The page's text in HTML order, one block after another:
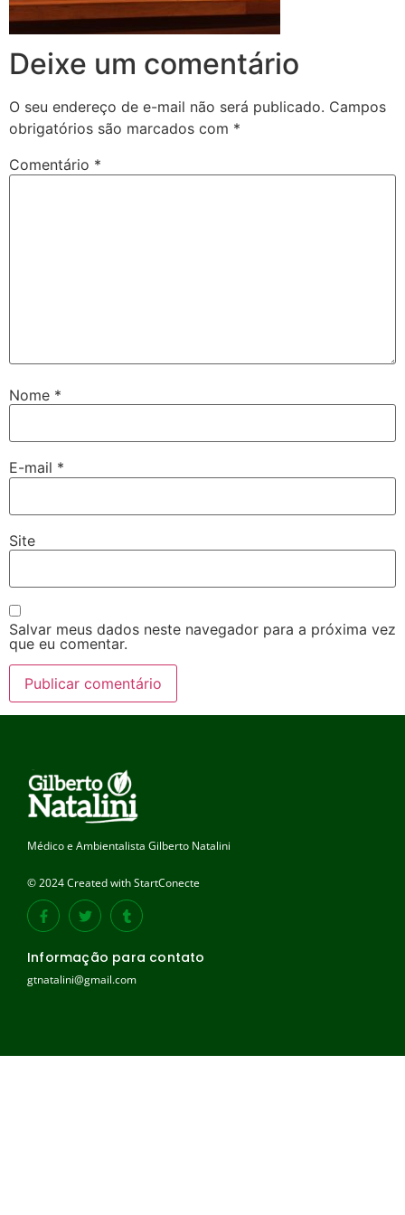
Deixe um comentário
O seu endereço de e-mail não será publicado. Campos
obrigatórios são marcados com *
Comentário *
Nome *
E-mail *
Site
Salvar meus dados neste navegador para a próxima vez
que eu comentar.
Médico e Ambientalista Gilberto Natalini
© 2024 Created with StartConecte
Informação para contato
gtnatalini@gmail.com